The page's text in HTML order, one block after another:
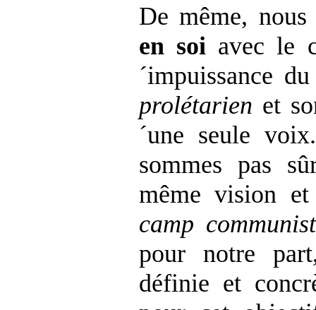
De même, nous
en soiavec le
´impuissance
prolétarien et
´une seule
sommes pas
même vision et
camp
pour notre
définie et